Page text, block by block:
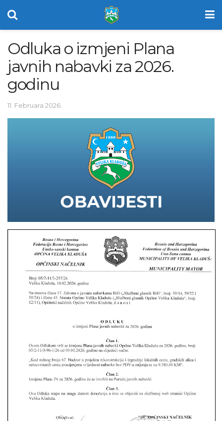
Odluka o izmjeni Plana
javnih nabavki za 2026.
godinu
11. Februara 2026.